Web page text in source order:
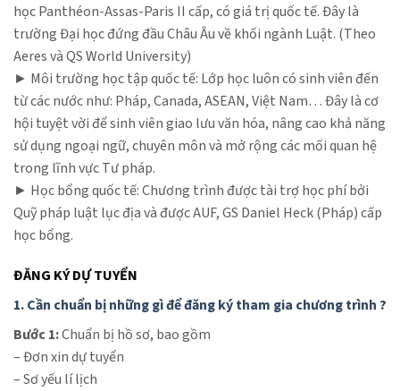
học Panthéon-Assas-Paris II cấp, có giá trị quốc tế. Đây là
trường Đại học đứng đầu Châu Âu về khối ngành Luật. (Theo
Aeres và QS World University)
► Môi trường học tập quốc tế: Lớp học luôn có sinh viên đến
từ các nước như: Pháp, Canada, ASEAN, Việt Nam… Đây là cơ
hội tuyệt vời để sinh viên giao lưu văn hóa, nâng cao khả năng
sử dụng ngoại ngữ, chuyên môn và mở rộng các mối quan hệ
trong lĩnh vực Tư pháp.
► Học bổng quốc tế: Chương trình được tài trợ học phí bởi
Quỹ pháp luật lục địa và được AUF, GS Daniel Heck (Pháp) cấp
học bổng.
ĐĂNG KÝ DỰ TUYỂN
1. Cần chuẩn bị những gì để đăng ký tham gia chương trình ?
Bước 1:Chuẩn bị hồ sơ, bao gồm
– Đơn xin dự tuyển
– Sơ yếu lí lịch